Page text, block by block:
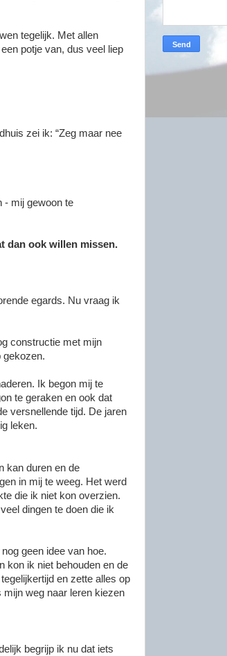
tegelijk. Met allen
potje van, dus veel liep
zei ik: “Zeg maar nee
- mij gewoon te
dan ook willen missen.
egards. Nu vraag ik
constructie met mijn
gekozen.
Ik begon mij te
te geraken en ook dat
versnellende tijd. De jaren
leken.
kan duren en de
in mij te weeg. Het werd
die ik niet kon overzien.
dingen te doen die ik
geen idee van hoe.
kon ik niet behouden en de
en zette alles op
weg naar leren kiezen
begrijp ik nu dat iets